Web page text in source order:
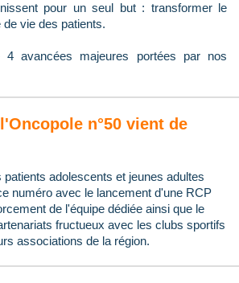
pour un seul but : transformer le
de vie des patients.
avancées majeures portées par nos
n°50 vient de
patients adolescents et jeunes adultes
numéro avec le lancement d'une RCP
de l'équipe dédiée ainsi que le
fructueux avec les clubs sportifs
associations de la région.